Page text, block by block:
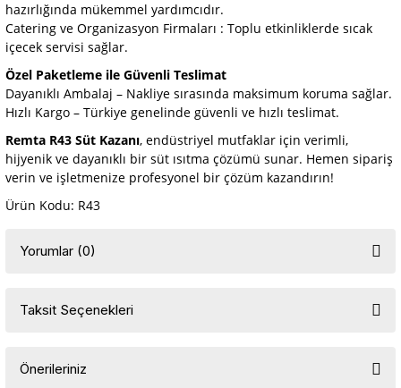
hazırlığında mükemmel yardımcıdır.
Catering ve Organizasyon Firmaları : Toplu etkinliklerde sıcak
içecek servisi sağlar.
Özel Paketleme ile Güvenli Teslimat
Dayanıklı Ambalaj – Nakliye sırasında maksimum koruma sağlar.
Hızlı Kargo – Türkiye genelinde güvenli ve hızlı teslimat.
Remta R43 Süt Kazanı, endüstriyel mutfaklar için verimli,
hijyenik ve dayanıklı bir süt ısıtma çözümü sunar. Hemen sipariş
verin ve işletmenize profesyonel bir çözüm kazandırın!
Ürün Kodu: R43
Yorumlar (0)
Taksit Seçenekleri
Önerileriniz